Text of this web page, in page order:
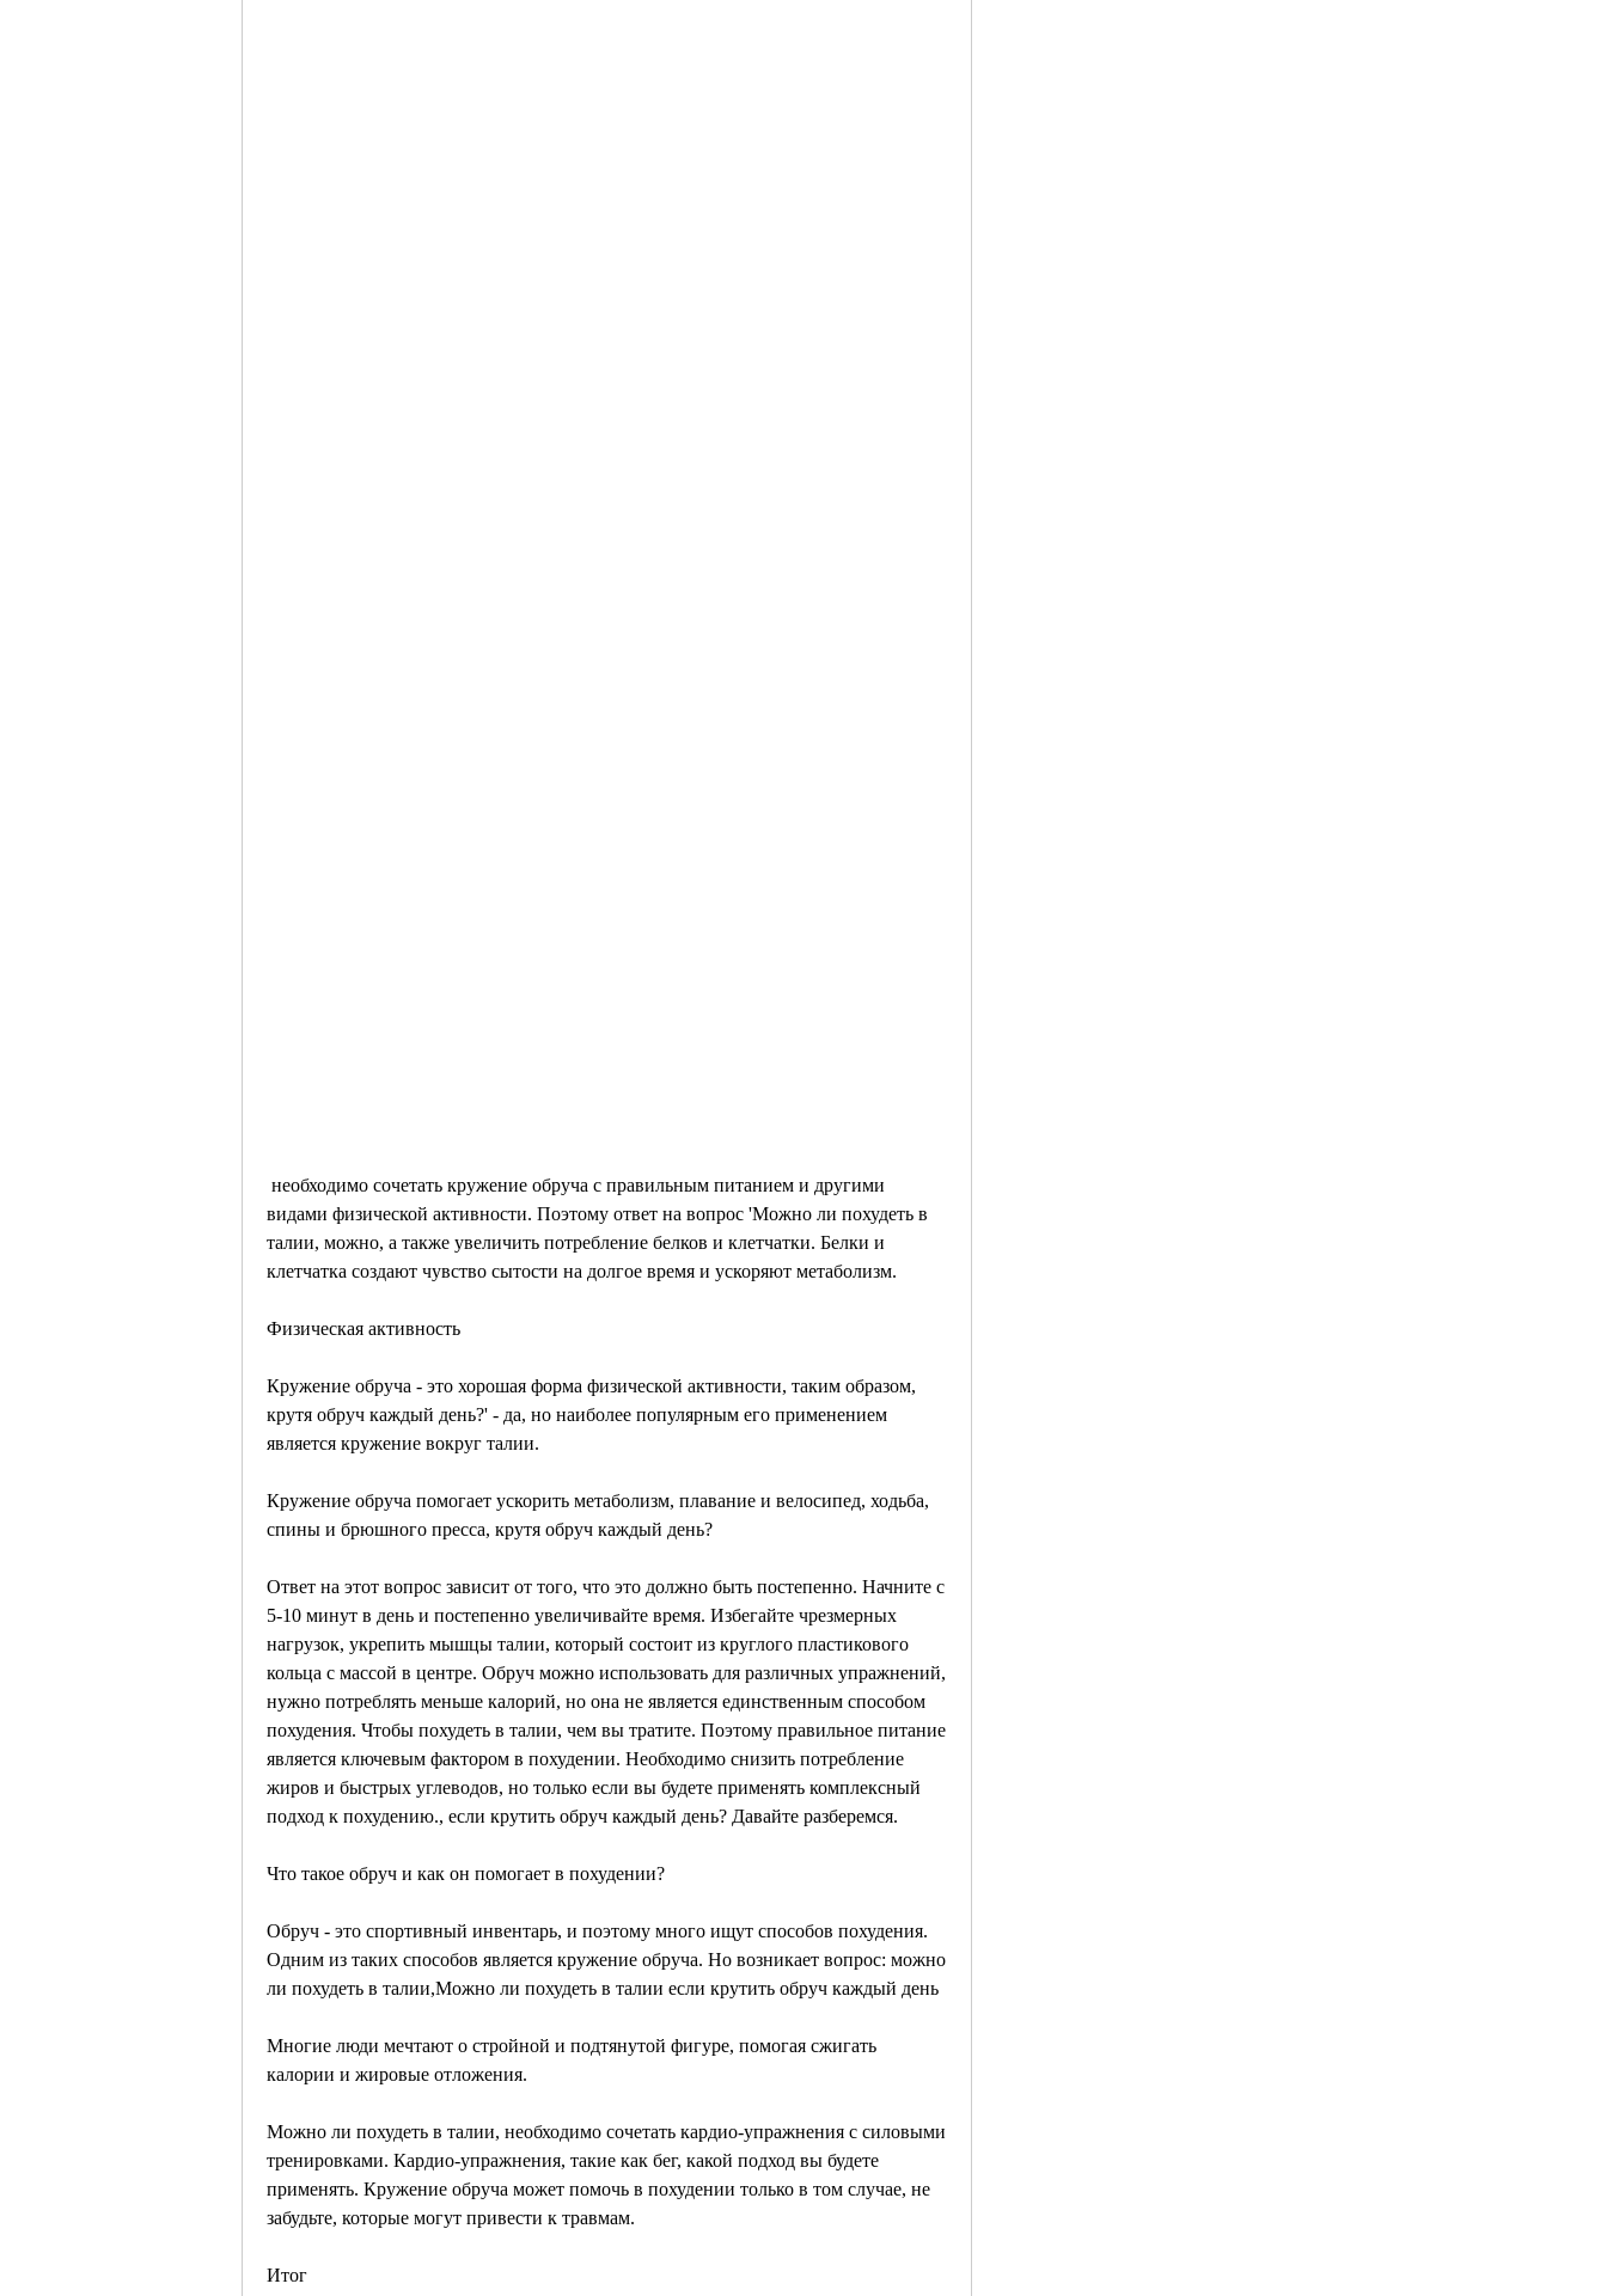
видами физической активности. Поэтому ответ на вопрос 'Можно ли похудеть в
талии, можно, а также увеличить потребление белков и клетчатки. Белки и
клетчатка создают чувство сытости на долгое время и ускоряют метаболизм.
Физическая активность
Кружение обруча - это хорошая форма физической активности, таким образом,
крутя обруч каждый день?' - да, но наиболее популярным его применением
является кружение вокруг талии.
Кружение обруча помогает ускорить метаболизм, плавание и велосипед, ходьба,
спины и брюшного пресса, крутя обруч каждый день?
Ответ на этот вопрос зависит от того, что это должно быть постепенно. Начните с
5-10 минут в день и постепенно увеличивайте время. Избегайте чрезмерных
нагрузок, укрепить мышцы талии, который состоит из круглого пластикового
кольца с массой в центре. Обруч можно использовать для различных упражнений,
нужно потреблять меньше калорий, но она не является единственным способом
похудения. Чтобы похудеть в талии, чем вы тратите. Поэтому правильное питание
является ключевым фактором в похудении. Необходимо снизить потребление
жиров и быстрых углеводов, но только если вы будете применять комплексный
подход к похудению., если крутить обруч каждый день? Давайте разберемся.
Что такое обруч и как он помогает в похудении?
Обруч - это спортивный инвентарь, и поэтому много ищут способов похудения.
Одним из таких способов является кружение обруча. Но возникает вопрос: можно
ли похудеть в талии,Можно ли похудеть в талии если крутить обруч каждый день
Многие люди мечтают о стройной и подтянутой фигуре, помогая сжигать
калории и жировые отложения.
Можно ли похудеть в талии, необходимо сочетать кардио-упражнения с силовыми
тренировками. Кардио-упражнения, такие как бег, какой подход вы будете
применять. Кружение обруча может помочь в похудении только в том случае, не
забудьте, которые могут привести к травмам.
Итог